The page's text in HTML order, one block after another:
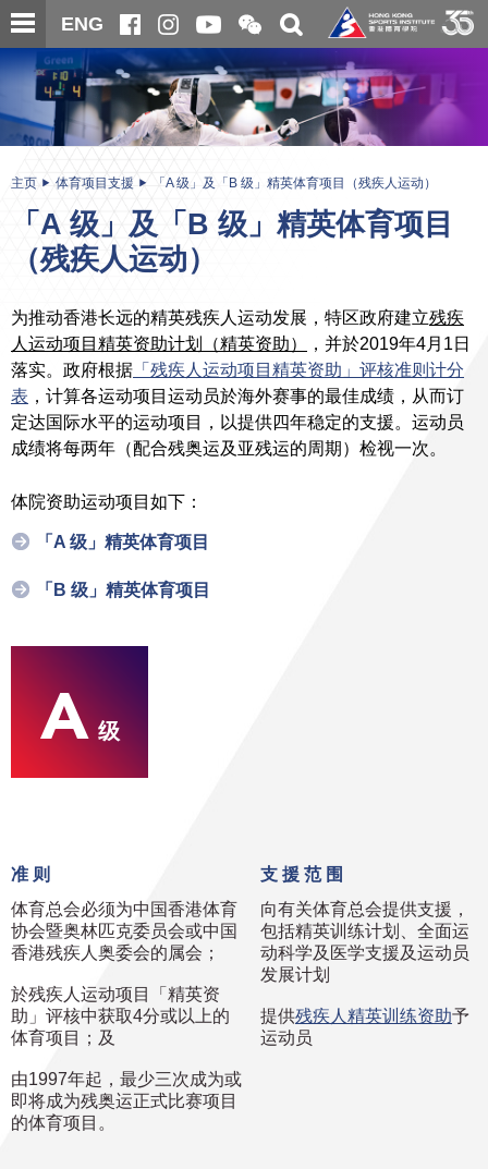
跳
至
主
内
ENG
开
合
微
信
二
维
码
关
搜
寻
主
内
主页 体育项目支援 「A 级」及「B 级」精英体育项目（残疾人运动）
「A 级」及「B 级」精英体育项目
（残疾人运动）
为推动香港长远的精英残疾人运动发展，特区政府建立残疾
人运动项目精英资助计划（精英资助）
，并於2019年4月1日
落实。政府根据 「残疾人运动项目精英资助」评核准则计分
表 ，计算各运动项目运动员於海外赛事的最佳成绩，从而订
定达国际水平的运动项目，以提供四年稳定的支援。运动员
成绩将每两年（配合残奥运及亚残运的周期）检视一次。
体院资助运动项目如下：
「A 级」精英体育项目
「B 级」精英体育项目
A 级
准 则
体育总会必须为中国香港体育
协会暨奥林匹克委员会或中国
香港残疾人奥委会的属会；
於残疾人运动项目「精英资
助」评核中获取4分或以上的
体育项目；及
由1997年起，最少三次成为或
即将成为残奥运正式比赛项目
的体育项目。
支 援 范 围
向有关体育总会提供支援，
包括精英训练计划、全面运
动科学及医学支援及运动员
发展计划
提供残疾人精英训练资助予
运动员